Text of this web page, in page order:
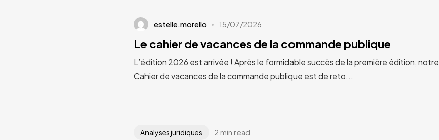
estelle.morello 15/07/2026
Le cahier de vacances de la commande publique
L’édition 2026 est arrivée ! Après le formidable succès de la première édition, notre
Cahier de vacances de la commande publique est de reto...
Analyses juridiques 2 min read